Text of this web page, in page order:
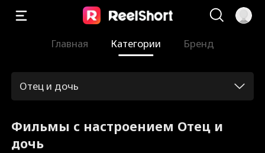
Главная Категории Бренд
Отец и дочь
Фильмы с настроением Отец и
дочь